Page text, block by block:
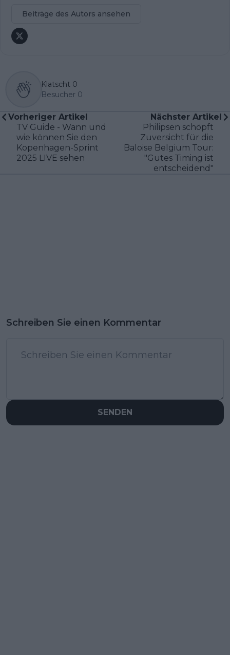
Beiträge des Autors ansehen
Klatscht 0
Besucher 0
Vorheriger Artikel
TV Guide - Wann und
wie können Sie den
Kopenhagen-Sprint
2025 LIVE sehen
Nächster Artikel
Philipsen schöpft
Zuversicht für die
Baloise Belgium Tour:
"Gutes Timing ist
entscheidend"
Schreiben Sie einen Kommentar
SENDEN